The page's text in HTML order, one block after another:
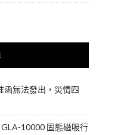
函無法發出，災情四
10000 固態磁吸行